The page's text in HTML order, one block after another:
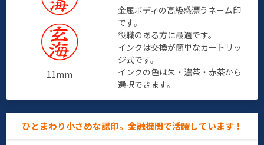
11mm
金属ボディの高級感漂うネーム印
です。
役職のある方に最適です。
インクは交換が簡単なカートリッ
ジ式です。
インクの色は朱・濃茶・赤茶から
選択できます。
ひとまわり小さめな認印。金融機関で活躍しています！